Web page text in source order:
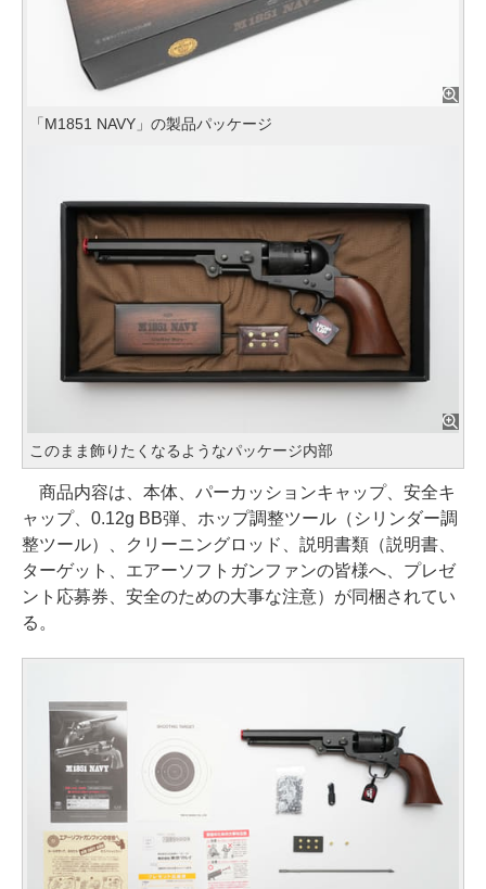
「M1851 NAVY」の製品パッケージ
このまま飾りたくなるようなパッケージ内部
商品内容は、本体、パーカッションキャップ、安全キ
ャップ、0.12g BB弾、ホップ調整ツール（シリンダー調
整ツール）、クリーニングロッド、説明書類（説明書、
ターゲット、エアーソフトガンファンの皆様へ、プレゼ
ント応募券、安全のための大事な注意）が同梱されてい
る。